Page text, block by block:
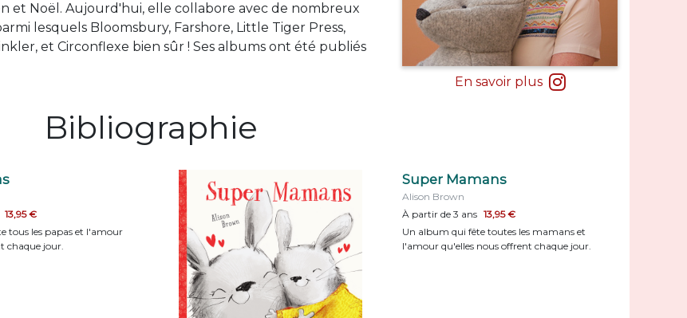
et Noël. Aujourd'hui, elle collabore avec de nombreux
lesquels Bloomsbury, Farshore, Little Tiger Press,
et Circonflexe bien sûr ! Ses albums ont été publiés
En savoir plus
Bibliographie
13,95 €
tous les papas et l'amour
chaque jour.
Super Mamans
Alison Brown
À partir de 3 ans 13,95 €
Un album qui fête toutes les mamans et
l'amour qu'elles nous offrent chaque jour.